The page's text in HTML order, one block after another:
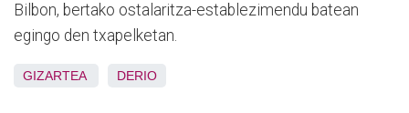
Bilbon, bertako ostalaritza-establezimendu batean
egingo den txapelketan.
GIZARTEA DERIO